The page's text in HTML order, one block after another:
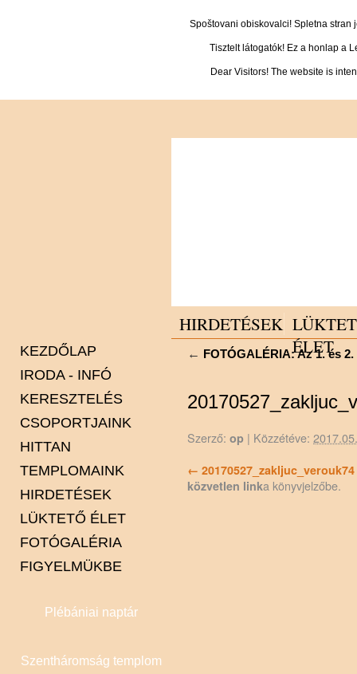
Spoštovani obiskovalci! Spletna
Tisztelt látogatók! Ez a honlap a
Dear Visitors! The website is
HIRDETÉSEK
ÉLET
KEZDŐLAP
IRODA - INFÓ
KERESZTELÉS
CSOPORTJAINK
Karitász
Minisztránsok
Pasztorális tanács
Spiritus Gaudi énekkar
HITTAN
TEMPLOMAINK
Alsólakos
Csente
Felsőlakos
Gyertyános
Kót
Petesháza
HIRDETÉSEK
LÜKTETŐ ÉLET
FOTÓGALÉRIA
FIGYELMÜKBE
Plébániai naptár
Szentháromság templom
← FOTÓGALÉRIA: Az 1. és
Szerző: op | Közzétéve:
20170527_zakljuc_verouk74
közvetlen linka könyvjelzőbe.